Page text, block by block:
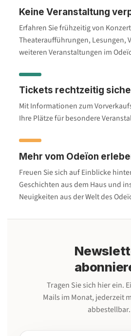
Keine Veranstaltung
Erfahren Sie frühzeitig von
Theateraufführungen, Lesungen,
weiteren Veranstaltungen im
Tickets rechtzeitig
Mit Informationen zum
Ihre Plätze für besondere
Mehr vom Odeïon
Freuen Sie sich auf Einblicke
Geschichten aus dem Haus und
Neuigkeiten aus der Welt des
Tragen Sie sich hier ein.
Mails im Monat, jederzeit
abbestellbar.